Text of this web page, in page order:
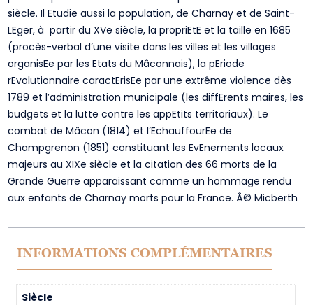
siècle. Il Etudie aussi la population, de Charnay et de Saint-
LEger, à partir du XVe siècle, la propriEtE et la taille en 1685
(procès-verbal d’une visite dans les villes et les villages
organisEe par les Etats du Mâconnais), la pEriode
rEvolutionnaire caractErisEe par une extrême violence dès
1789 et l’administration municipale (les diffErents maires, les
budgets et la lutte contre les appEtits territoriaux). Le
combat de Mâcon (1814) et l’EchauffourEe de
Champgrenon (1851) constituant les EvEnements locaux
majeurs au XIXe siècle et la citation des 66 morts de la
Grande Guerre apparaissant comme un hommage rendu
aux enfants de Charnay morts pour la France. Â© Micberth
INFORMATIONS COMPLÉMENTAIRES
Siècle